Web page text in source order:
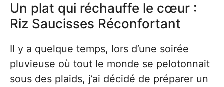
Un plat qui réchauffe le cœur :
Riz Saucisses Réconfortant
Il y a quelque temps, lors d’une soirée
pluvieuse où tout le monde se pelotonnait
sous des plaids, j’ai décidé de préparer un